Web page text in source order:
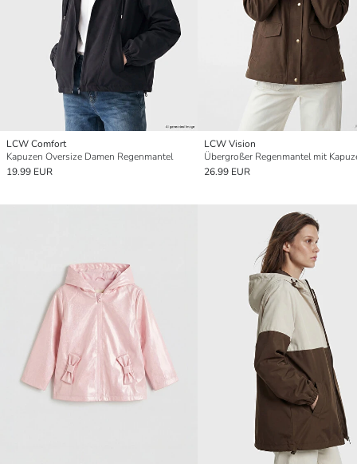
LCW Comfort
Kapuzen Oversize Damen Regenmantel
19.99 EUR
LCW Vision
26.99 EUR